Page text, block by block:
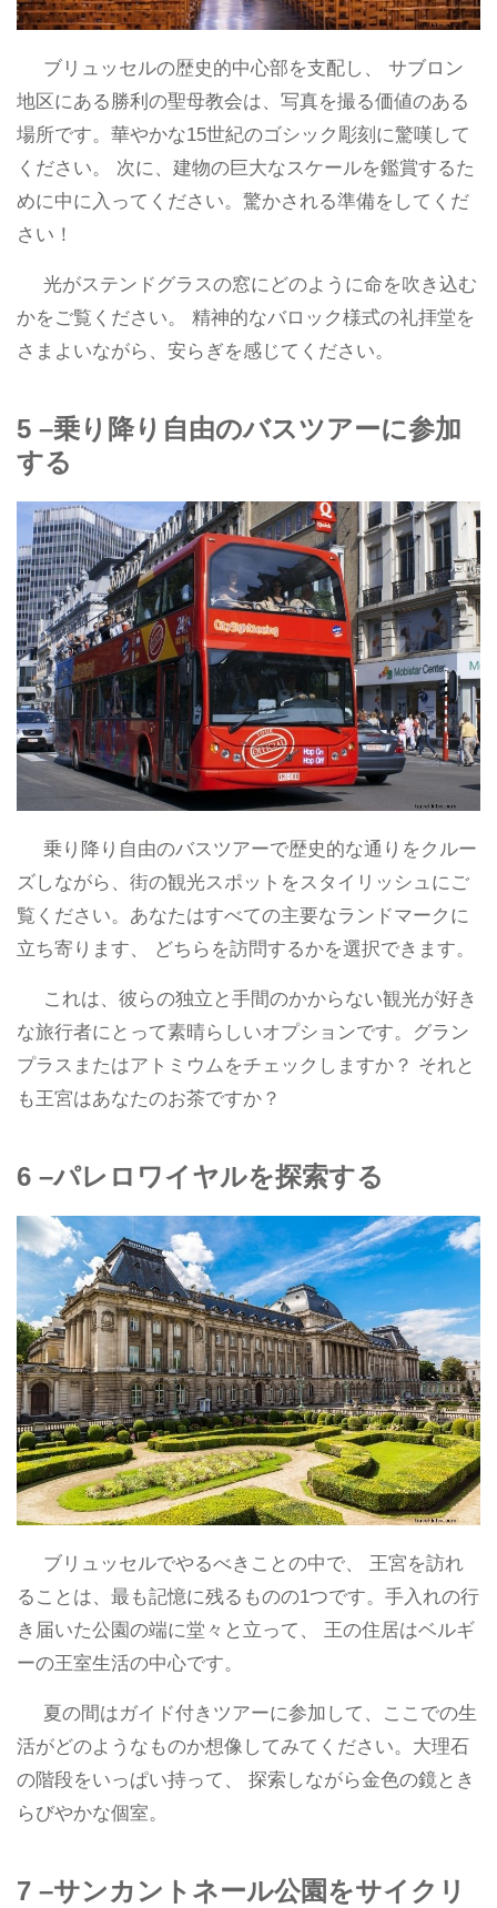
ブリュッセルの歴史的中心部を支配し、 サブロン
地区にある勝利の聖母教会は、写真を撮る価値のある
場所です。華やかな15世紀のゴシック彫刻に驚嘆して
ください。 次に、建物の巨大なスケールを鑑賞するた
めに中に入ってください。驚かされる準備をしてくだ
さい！
光がステンドグラスの窓にどのように命を吹き込む
かをご覧ください。 精神的なバロック様式の礼拝堂を
さまよいながら、安らぎを感じてください。
5 –乗り降り自由のバスツアーに参加
する
乗り降り自由のバスツアーで歴史的な通りをクルー
ズしながら、街の観光スポットをスタイリッシュにご
覧ください。あなたはすべての主要なランドマークに
立ち寄ります、 どちらを訪問するかを選択できます。
これは、彼らの独立と手間のかからない観光が好き
な旅行者にとって素晴らしいオプションです。グラン
プラスまたはアトミウムをチェックしますか？ それと
も王宮はあなたのお茶ですか？
6 –パレロワイヤルを探索する
ブリュッセルでやるべきことの中で、 王宮を訪れ
ることは、最も記憶に残るものの1つです。手入れの行
き届いた公園の端に堂々と立って、 王の住居はベルギ
ーの王室生活の中心です。
夏の間はガイド付きツアーに参加して、ここでの生
活がどのようなものか想像してみてください。大理石
の階段をいっぱい持って、 探索しながら金色の鏡とき
らびやかな個室。
7 –サンカントネール公園をサイクリ